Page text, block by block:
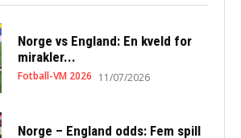
Norge vs England: En kveld for
mirakler...
Fotball-VM 2026 11/07/2026
Norge – England odds: Fem spill